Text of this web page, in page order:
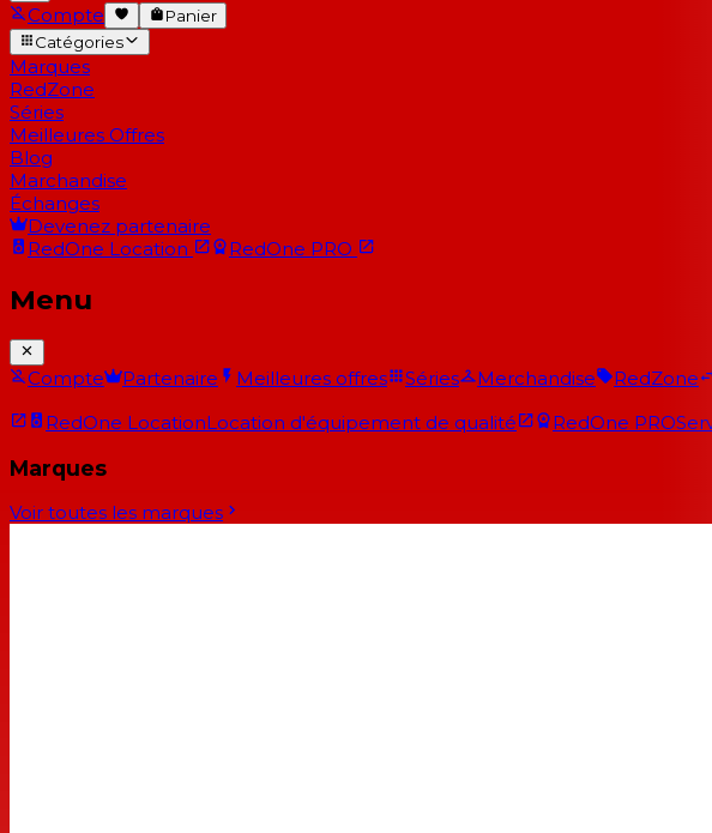
Compte
Panier
Catégories
Marques
RedZone
Séries
Meilleures Offres
Blog
Marchandise
Échanges
Devenez partenaire
RedOne Location RedOne PRO
Menu
Compte Partenaire Meilleures offres Séries Merchandise RedZone
RedOne LocationLocation d'équipement de qualité RedOne PRO
Marques
Voir toutes les marques